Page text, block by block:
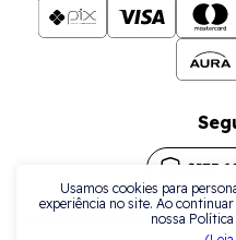
Usamos cookies para
experiência no site. Ao
nossa